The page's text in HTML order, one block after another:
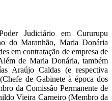
Judiciário em Cururupu
do Maranhão, Maria Donária
em contratação de empresa de
de Maria Donária, também
Araújo Caldas (e respectiva
de Gabinete à época dos
da Comissão Permanente de
Vieira Carneiro (Membro da